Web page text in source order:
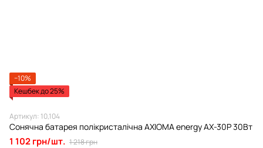
−10%
Кешбек до 25%
Артикул: 10,104
Сонячна батарея полікристалічна AXIOMA energy AX-30P 30Вт
1 102 грн/шт. 1 218 грн